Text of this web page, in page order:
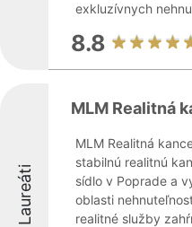
exkluzívnych
8.8
Laureáti
MLM Realitná
MLM Realitná
stabilnú realitnú
sídlo v Poprade a
oblasti
realitné služby